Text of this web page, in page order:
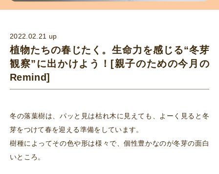
2022.02.21 up
植物たちの春じたく。生命力を感じる“冬芽
観察”に出かけよう！[親子のための今月の
Remind]
冬の落葉樹は、パッと見は枯れ木に見えても、よーく見ると冬
芽をつけて春を迎える準備をしています。
樹種によってその色や形は様々で、個性豊かなのが冬芽の面白
いところ。